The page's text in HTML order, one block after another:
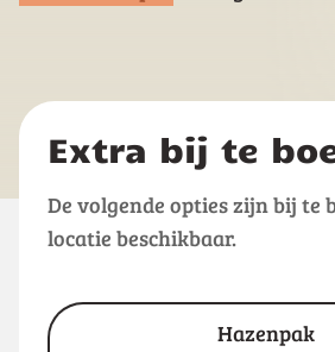
Extra bij te
De volgende opties zijn bij te
locatie beschikbaar.
Hazenpak